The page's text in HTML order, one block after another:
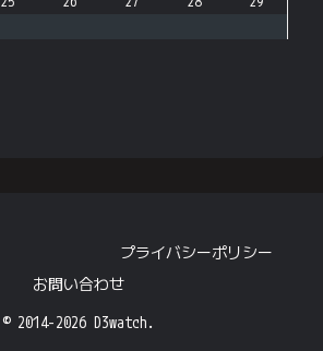
プライバシーポリシー
お問い合わせ
© 2014-2026 D3watch.